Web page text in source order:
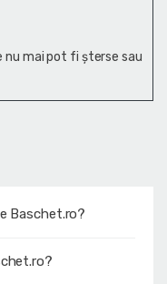
Baschet.ro?
mai pot fi șterse sau